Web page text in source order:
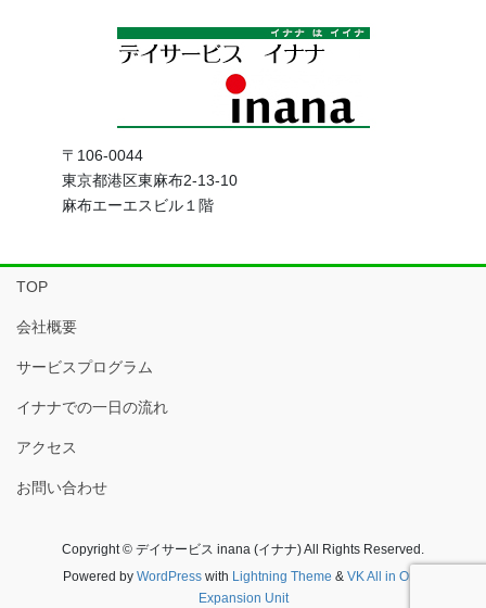
〒106-0044
東京都港区東麻布2-13-10
麻布エーエスビル１階
TOP
会社概要
サービスプログラム
イナナでの一日の流れ
アクセス
お問い合わせ
Copyright © デイサービス inana (イナナ) All Rights Reserved.
Powered by WordPresswith Lightning Theme & VK All in One
Expansion Unit